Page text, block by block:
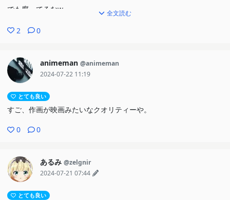
でも腐ってるなw
女の子の分類は幼馴染か泥棒猫かw
妹ちゃんもかわいい。
全文読む
2 0
animeman @animeman
2024-07-22 11:19
とても良い
すご、作画が映画みたいなクオリティーや。
0 0
あるみ @zelgnir
2024-07-21 07:44
とても良い